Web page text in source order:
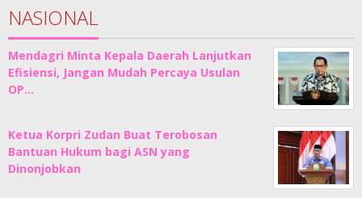
NASIONAL
Mendagri Minta Kepala Daerah Lanjutkan
Efisiensi, Jangan Mudah Percaya Usulan
OP…
Ketua Korpri Zudan Buat Terobosan
Bantuan Hukum bagi ASN yang
Dinonjobkan